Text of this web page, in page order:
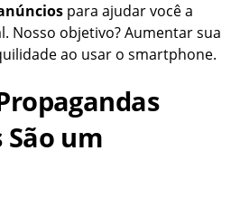
para ajudar você a
Nosso objetivo? Aumentar sua
ao usar o smartphone.
São um